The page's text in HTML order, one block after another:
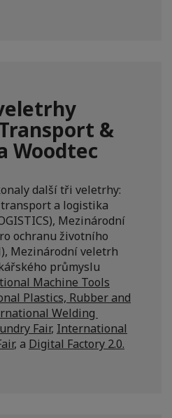
&
Woodtec
další tři veletrhy:
a logistika
Mezinárodní
ochranu životního
Mezinárodní veletrh
průmyslu
Machine Tools
Plastics, Rubber and
Welding
Fair, International
, a Digital Factory 2.0.